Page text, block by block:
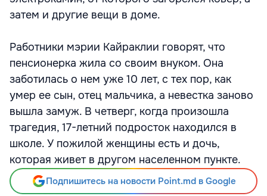
затем и другие вещи в доме.
Работники мэрии Кайраклии говорят, что
пенсионерка жила со своим внуком. Она
заботилась о нем уже 10 лет, с тех пор, как
умер ее сын, отец мальчика, а невестка заново
вышла замуж. В четверг, когда произошла
трагедия, 17-летний подросток находился в
школе. У пожилой женщины есть и дочь,
которая живет в другом населенном пункте.
Подпишитесь на новости Point.md в Google